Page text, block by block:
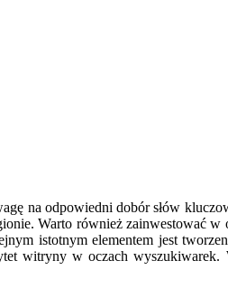
na odpowiedni dobór słów
Warto również zainwestować w
istotnym elementem jest
witryny w oczach wyszukiwarek.